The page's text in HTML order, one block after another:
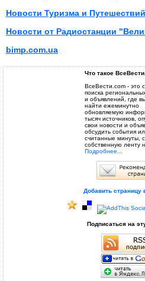
Новости Туризма и
Новости от Радиостанции
bimp.com.ua
Что такое
ВсеВести.com - это
поиска
и объявлений, где
найти ежеминутно
обновляемую
тысяч источников,
свои новости и
обсудить события
считанные минуты,
собственную ленту
Подробнее...
Добавить страницу
Подписаться на